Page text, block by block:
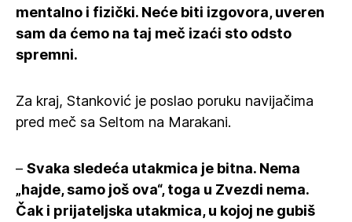
mentalno i fizički. Neće biti izgovora, uveren
sam da ćemo na taj meč izaći sto odsto
spremni.
Za kraj, Stanković je poslao poruku navijačima
pred meč sa Seltom na Marakani.
– Svaka sledeća utakmica je bitna. Nema
„hajde, samo još ova“, toga u Zvezdi nema.
Čak i prijateljska utakmica, u kojoj ne gubiš